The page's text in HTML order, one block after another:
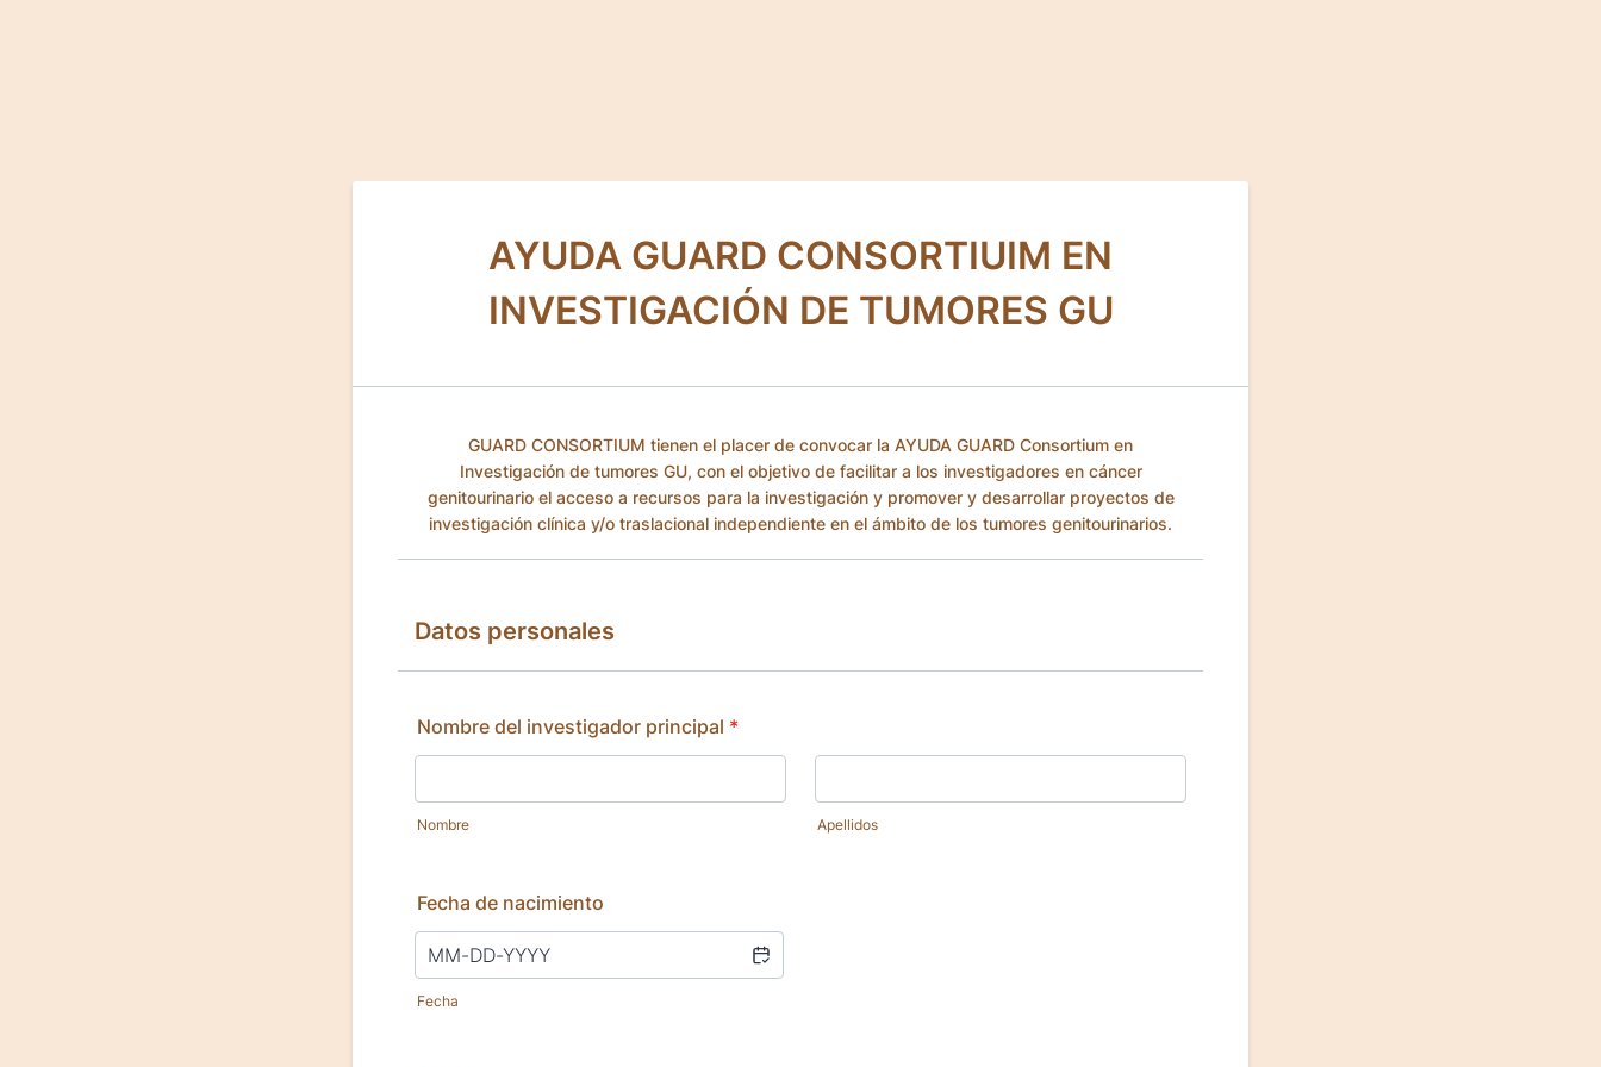
AYUDA GUARD CONSORTIUIM EN
INVESTIGACIÓN DE TUMORES GU
GUARD CONSORTIUM tienen el placer de convocar la AYUDA GUARD Consortium en
Investigación de tumores GU, con el objetivo de facilitar a los investigadores en cáncer
genitourinario el acceso a recursos para la investigación y promover y desarrollar proyectos de
investigación clínica y/o traslacional independiente en el ámbito de los tumores genitourinarios.
Datos personales
Nombre del investigador principal *
Nombre Apellidos
Fecha de nacimiento
Fecha